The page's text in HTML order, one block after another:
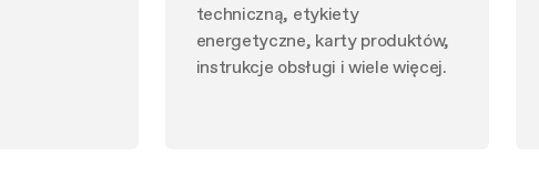
techniczną, etykiety
energetyczne, karty produktów,
instrukcje obsługi i wiele więcej.